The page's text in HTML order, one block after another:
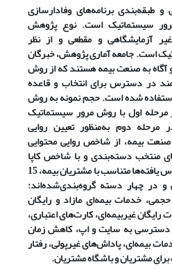
و طبقهبندی برنامههای وفادارسازی
سیستماتیک است. نوع پژوهش
غیر آزمایشگاهی و مقطعی و از نظر
است. جامعه آماری پژوهش، خبرگان
آگاه به صنعت بیمه هستند که از روش
در دسترس برای انتخاب و قاعده
شده است. حجم نمونه به روش
است. در مرحله اول با روش مرور سیستماتیک
مرحله دوم بهمنظور تعیین روایی
بیمه، از شاخص روایی محتوایی
منتخب دستهبندی و با شاخص کاپا
یافته ها متناسب با مشتریان بیمه، 15
و در چهار دسته گروهبندیشدهاند:
خدمات بیمهای مازاد و رایگان
رایگان غیربیمهای، کارتهای اعتباری،
دسترسی به سایت و اپ، کاهش زمان
بیمهای، پاداشهای غیرپولی، رفتار
مشتریان و باشگاه مشتریان.